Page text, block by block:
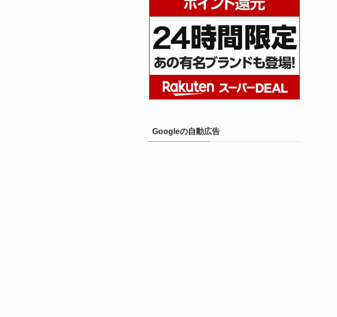
Googleの自動広告